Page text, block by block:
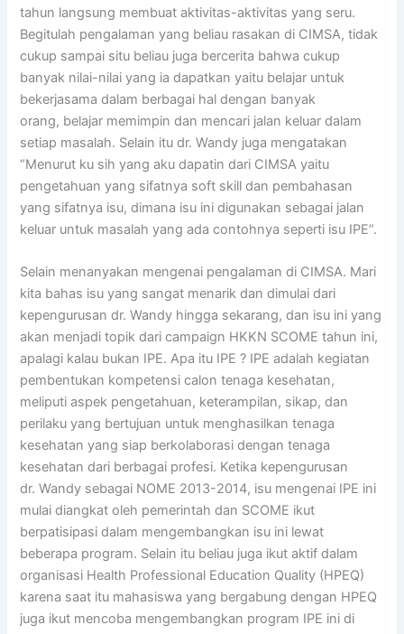
tahun langsung membuat aktivitas-aktivitas yang seru.
Begitulah pengalaman yang beliau rasakan di CIMSA, tidak
cukup sampai situ beliau juga bercerita bahwa cukup
banyak nilai-nilai yang ia dapatkan yaitu belajar untuk
bekerjasama dalam berbagai hal dengan banyak
orang, belajar memimpin dan mencari jalan keluar dalam
setiap masalah. Selain itu dr. Wandy juga mengatakan
“Menurut ku sih yang aku dapatin dari CIMSA yaitu
pengetahuan yang sifatnya soft skill dan pembahasan
yang sifatnya isu, dimana isu ini digunakan sebagai jalan
keluar untuk masalah yang ada contohnya seperti isu IPE”.
Selain menanyakan mengenai pengalaman di CIMSA. Mari
kita bahas isu yang sangat menarik dan dimulai dari
kepengurusan dr. Wandy hingga sekarang, dan isu ini yang
akan menjadi topik dari campaign HKKN SCOME tahun ini,
apalagi kalau bukan IPE. Apa itu IPE ? IPE adalah kegiatan
pembentukan kompetensi calon tenaga kesehatan,
meliputi aspek pengetahuan, keterampilan, sikap, dan
perilaku yang bertujuan untuk menghasilkan tenaga
kesehatan yang siap berkolaborasi dengan tenaga
kesehatan dari berbagai profesi. Ketika kepengurusan
dr. Wandy sebagai NOME 2013-2014, isu mengenai IPE ini
mulai diangkat oleh pemerintah dan SCOME ikut
berpatisipasi dalam mengembangkan isu ini lewat
beberapa program. Selain itu beliau juga ikut aktif dalam
organisasi Health Professional Education Quality (HPEQ)
karena saat itu mahasiswa yang bergabung dengan HPEQ
juga ikut mencoba mengembangkan program IPE ini di